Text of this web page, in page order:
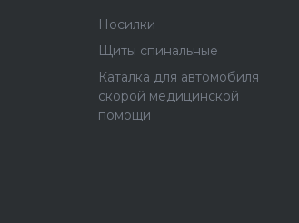
Носилки
Щиты спинальные
Каталка для автомобиля
скорой медицинской
помощи